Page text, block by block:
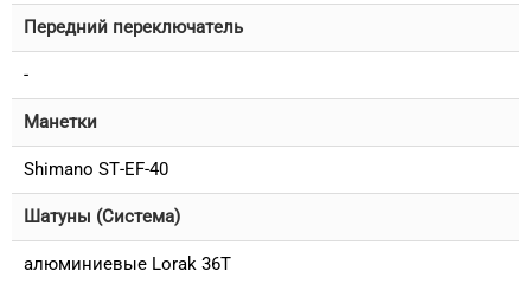
Передний переключатель
-
Манетки
Shimano ST-EF-40
Шатуны (Система)
алюминиевые Lorak 36T